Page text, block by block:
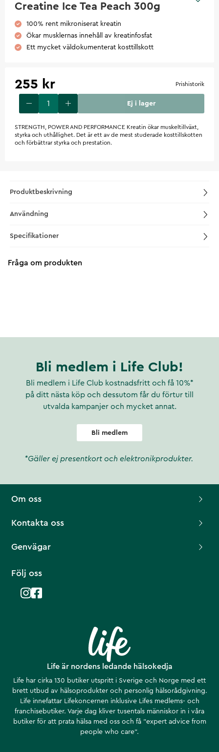
Creatine Ice Tea Peach 300g
100% rent mikroniserat kreatin
Ökar musklernas innehåll av kreatinfosfat
Ett mycket väldokumenterat kosttillskott
255 kr Prishistorik
Ej i lager
STRENGTH, POWER AND PERFORMANCE Kreatin ökar muskeltillväxt,
styrka och uthållighet. Det är ett av de mest studerade kosttillskotten
och förbättrar styrka och prestation.
Produktbeskrivning
Användning
Specifikationer
Fråga om produkten
Bli medlem i Life Club!
Bli medlem i Life Club kostnadsfritt och få 10%*
på ditt nästa köp och dessutom får du förtur till
utvalda kampanjer och mycket annat.
Bli medlem
*Gäller ej presentkort och elektronikprodukter.
Life är nordens ledande hälsokedja
Life har cirka 130 butiker utspritt i Sverige och Norge med ett
brett utbud av hälsoprodukter och personlig hälsorådgivning.
Life innefattar Lifekoncernen inklusive Lifes medlems- och
franchisebutiker. Varje dag kliver tusentals människor in i våra
butiker för att prata hälsa med oss och få ”expert advice from
people who care”.
Om oss
Kontakta oss
Genvägar
Följ oss